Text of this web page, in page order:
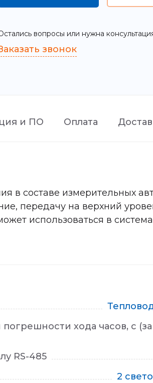
вопросы или нужна
звонок
и ПО Оплата
составе измерительных
передачу на верхний
использоваться в
хода часов, с (за
RS-485
2